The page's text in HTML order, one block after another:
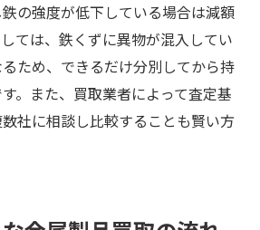
の強度が低下している場合は減額
ては、鉄くずに異物が混入してい
ため、できるだけ分別してから持
。また、買取業者によって査定基
社に相談し比較することも賢い方